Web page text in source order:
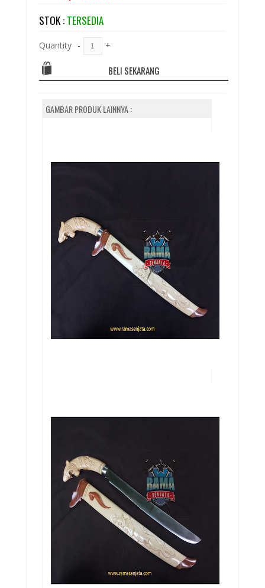
STOK : TERSEDIA
Quantity - +
BELI SEKARANG
GAMBAR PRODUK LAINNYA :